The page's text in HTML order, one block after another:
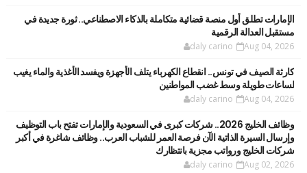
الإمارات تطلق أول منصة قضائية متكاملة بالذكاء الاصطناعي.. ثورة جديدة في
مستقبل العدالة الرقمية
daly carino Aug 04, 2026
كارثة الصيف في تونس.. انقطاع الكهرباء يتلف الأجهزة ويفسد الأغذية والماء يغيب
لساعات طويلة وسط غضب المواطنين
daly carino Aug 04, 2026
وظائف الخليج 2026.. شركات كبرى في السعودية والإمارات تفتح باب التوظيف
وإرسال السيرة الذاتية الآن فرصة العمر للشباب العرب.. وظائف شاغرة في أكبر
شركات الخليج ورواتب مجزية بانتظارك
daly carino Aug 02, 2026